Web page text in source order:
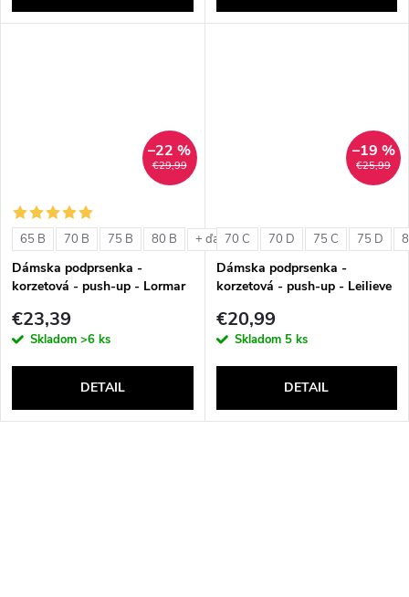
€29,99
–22 %
65 B 70 B 75 B 80 B + ďalšie
Dámska podprsenka -
korzetová - push-up - Lormar
€23,39
Skladom >6 ks
DETAIL
€25,99
–19 %
70 C 70 D 75 C 75 D
Dámska podprsenka -
korzetová - push-up - Leilieve
€20,99
Skladom 5 ks
DETAIL